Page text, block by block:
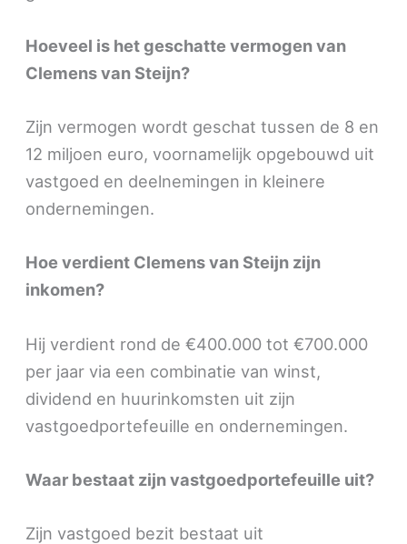
Hoeveel is het geschatte vermogen van
Clemens van Steijn?
Zijn vermogen wordt geschat tussen de 8 en
12 miljoen euro, voornamelijk opgebouwd uit
vastgoed en deelnemingen in kleinere
ondernemingen.
Hoe verdient Clemens van Steijn zijn
inkomen?
Hij verdient rond de €400.000 tot €700.000
per jaar via een combinatie van winst,
dividend en huurinkomsten uit zijn
vastgoedportefeuille en ondernemingen.
Waar bestaat zijn vastgoedportefeuille uit?
Zijn vastgoed bezit bestaat uit